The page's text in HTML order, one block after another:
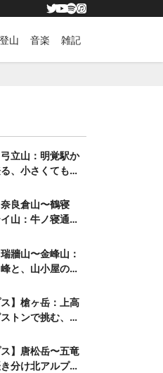
登山 音楽 雑記
弓立山：明覚駅か
、小さくても抜
奈良倉山〜鶴寝
山：牛ノ寝通り
牆山〜金峰山：
と、山小屋のク
ス】槍ヶ岳：上高
トンで挑む、一
ス】唐松岳〜五竜
分け北アルプス